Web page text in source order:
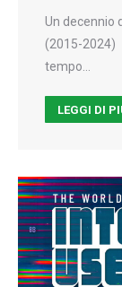
Un decennio
(2015-2024)
tempo…
LEGGI DI